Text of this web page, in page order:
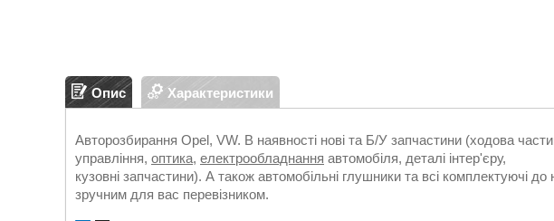
Опис Характеристики
Авторозбирання Opel, VW. В наявності нові та Б/У запчастини (ходова
управління, оптика, електрообладнання автомобіля, деталі інтер'єру,
кузовні запчастини). А також автомобільні глушники та всі комплектуючі
зручним для вас перевізником.